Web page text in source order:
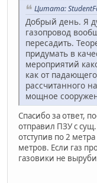
Цитата:
Добрый день. Я
газопровод
пересадить.
придумать в
мероприятий
как от
рассчитанного
мощное
Спасибо за ответ,
отправил ПЗУ с
отступив по 2
метров. Если газ
газовики не